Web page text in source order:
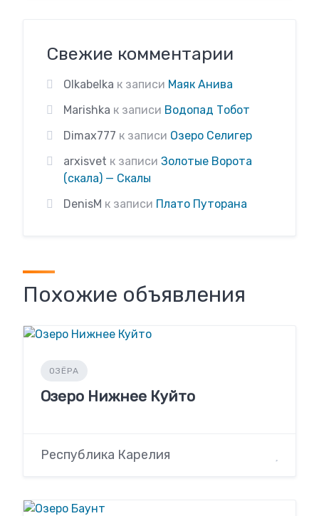
Свежие комментарии
Olkabelka к записи Маяк Анива
Marishka к записи Водопад Тобот
Dimax777 к записи Озеро Селигер
arxisvet к записи Золотые Ворота
(скала) — Скалы
DenisM к записи Плато Путорана
Похожие объявления
ОЗЁРА
Озеро Нижнее Куйто
Республика Карелия